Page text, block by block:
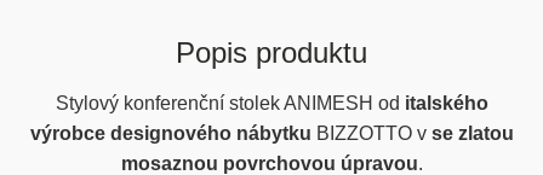
Popis produktu
Stylový konferenční stolek ANIMESH od italského
výrobce designového nábytku BIZZOTTO v se zlatou
mosaznou povrchovou úpravou.